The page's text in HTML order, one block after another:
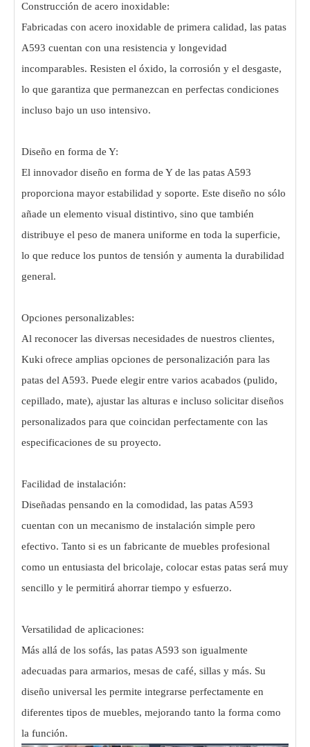
Construcción de acero inoxidable:
Fabricadas con acero inoxidable de primera calidad, las patas
A593 cuentan con una resistencia y longevidad
incomparables. Resisten el óxido, la corrosión y el desgaste,
lo que garantiza que permanezcan en perfectas condiciones
incluso bajo un uso intensivo.
Diseño en forma de Y:
El innovador diseño en forma de Y de las patas A593
proporciona mayor estabilidad y soporte. Este diseño no sólo
añade un elemento visual distintivo, sino que también
distribuye el peso de manera uniforme en toda la superficie,
lo que reduce los puntos de tensión y aumenta la durabilidad
general.
Opciones personalizables:
Al reconocer las diversas necesidades de nuestros clientes,
Kuki ofrece amplias opciones de personalización para las
patas del A593. Puede elegir entre varios acabados (pulido,
cepillado, mate), ajustar las alturas e incluso solicitar diseños
personalizados para que coincidan perfectamente con las
especificaciones de su proyecto.
Facilidad de instalación:
Diseñadas pensando en la comodidad, las patas A593
cuentan con un mecanismo de instalación simple pero
efectivo. Tanto si es un fabricante de muebles profesional
como un entusiasta del bricolaje, colocar estas patas será muy
sencillo y le permitirá ahorrar tiempo y esfuerzo.
Versatilidad de aplicaciones:
Más allá de los sofás, las patas A593 son igualmente
adecuadas para armarios, mesas de café, sillas y más. Su
diseño universal les permite integrarse perfectamente en
diferentes tipos de muebles, mejorando tanto la forma como
la función.